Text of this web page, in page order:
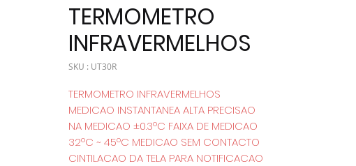
TERMOMETRO
INFRAVERMELHOS
SKU : UT30R
TERMOMETRO INFRAVERMELHOS
MEDICAO INSTANTANEA ALTA PRECISAO
NA MEDICAO ±0.3ºC FAIXA DE MEDICAO
32ºC ~ 45ºC MEDICAO SEM CONTACTO
CINTILACAO DA TELA PARA NOTIFICACAO